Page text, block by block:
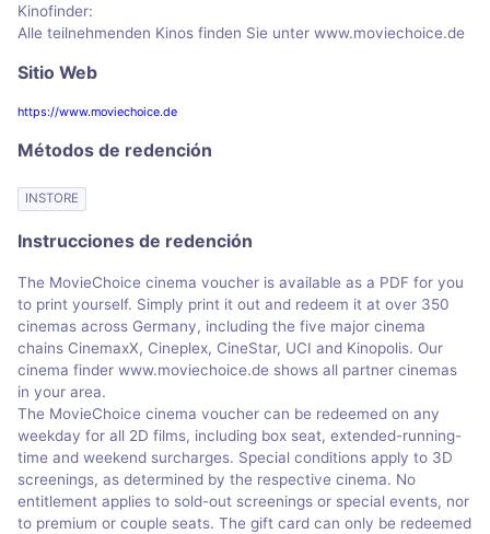
Kinofinder:
Alle teilnehmenden Kinos finden Sie unter www.moviechoice.de
Sitio Web
https://www.moviechoice.de
Métodos de redención
INSTORE
Instrucciones de redención
The MovieChoice cinema voucher is available as a PDF for you
to print yourself. Simply print it out and redeem it at over 350
cinemas across Germany, including the five major cinema
chains CinemaxX, Cineplex, CineStar, UCI and Kinopolis. Our
cinema finder www.moviechoice.de shows all partner cinemas
in your area.
The MovieChoice cinema voucher can be redeemed on any
weekday for all 2D films, including box seat, extended-running-
time and weekend surcharges. Special conditions apply to 3D
screenings, as determined by the respective cinema. No
entitlement applies to sold-out screenings or special events, nor
to premium or couple seats. The gift card can only be redeemed